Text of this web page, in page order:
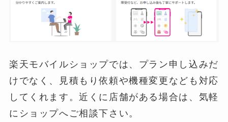
楽天モバイルショップでは、プラン申し込みだ
けでなく、見積もり依頼や機種変更なども対応
してくれます。近くに店舗がある場合は、気軽
にショップへご相談下さい。